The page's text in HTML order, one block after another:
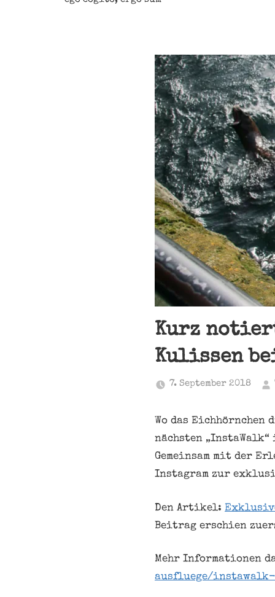
Kurz
Kulissen
7. September 2018
Wo das
nächsten „InstaWalk“
Gemeinsam mit der
Instagram zur
Den Artikel:
Beitrag erschien
Mehr Informationen
ausfluege/